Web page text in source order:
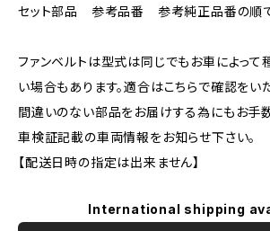
セット部品 参考品番 参考純正品番の順で
ファンベルトは型式は同じでもお車によって
い場合もあります。適合はこちらで確認をいた
間違いのない部品をお届けする為にもお手
車検証記載の車両情報をお知らせ下さい。
【配送日時の指定は出来ません】
International shipping